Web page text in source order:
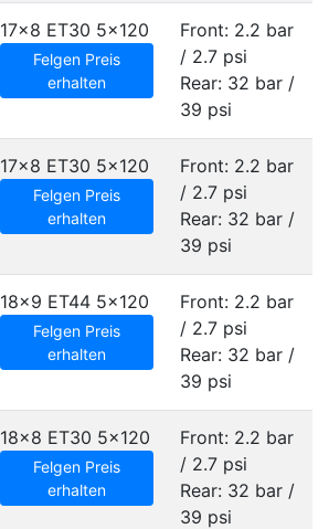
17x8 ET30 5x120
Felgen Preis
erhalten
Front: 2.2 bar
/ 2.7 psi
Rear: 32 bar /
39 psi
17x8 ET30 5x120
Felgen Preis
erhalten
Front: 2.2 bar
/ 2.7 psi
Rear: 32 bar /
39 psi
18x9 ET44 5x120
Felgen Preis
erhalten
Front: 2.2 bar
/ 2.7 psi
Rear: 32 bar /
39 psi
18x8 ET30 5x120
Felgen Preis
erhalten
Front: 2.2 bar
/ 2.7 psi
Rear: 32 bar /
39 psi